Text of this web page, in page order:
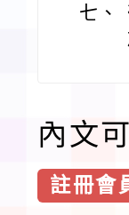
七、
內文
註冊會